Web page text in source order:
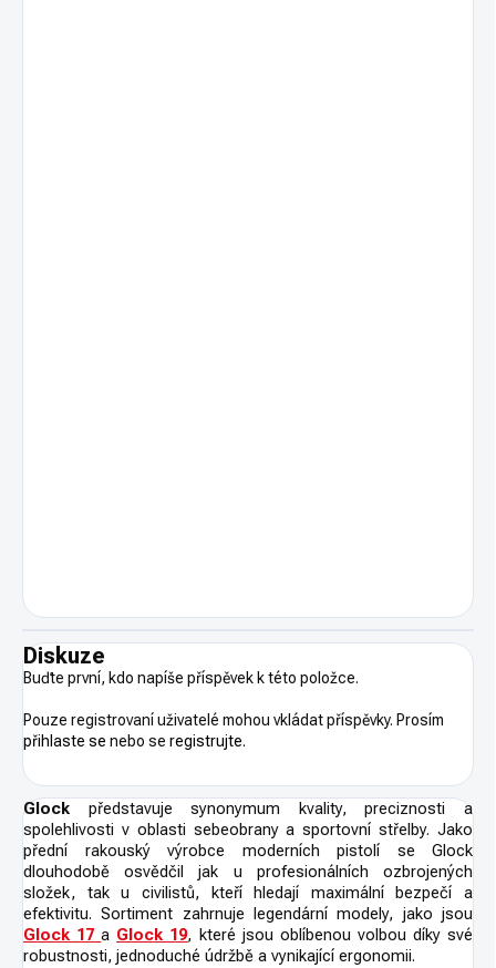
Diskuze
Buďte první, kdo napíše příspěvek k této položce.
Pouze registrovaní uživatelé mohou vkládat příspěvky. Prosím
přihlaste se nebo se registrujte.
Glock představuje synonymum kvality, preciznosti a
spolehlivosti v oblasti sebeobrany a sportovní střelby. Jako
přední rakouský výrobce moderních pistolí se Glock
dlouhodobě osvědčil jak u profesionálních ozbrojených
složek, tak u civilistů, kteří hledají maximální bezpečí a
efektivitu. Sortiment zahrnuje legendární modely, jako jsou
Glock 17 a Glock 19, které jsou oblíbenou volbou díky své
robustnosti, jednoduché údržbě a vynikající ergonomii.